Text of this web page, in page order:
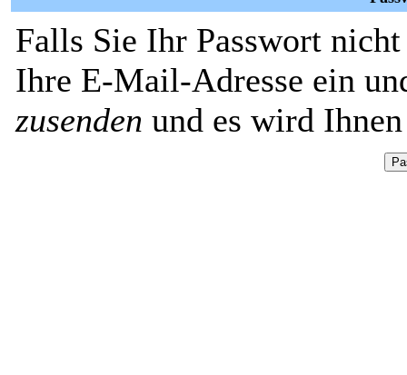
Falls Sie Ihr Passwort
Ihre E-Mail-Adresse ein
zusenden und es wird